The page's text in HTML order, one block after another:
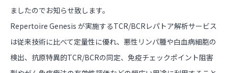
ましたのでお知らせ致します。
Repertoire Genesis が実施するTCR/BCRレパトア解析サービス
は従来技術に比べて定量性に優れ、悪性リンパ腫や白血病細胞の
検出、抗原特異的TCR/BCRの同定、免疫チェックポイント阻害